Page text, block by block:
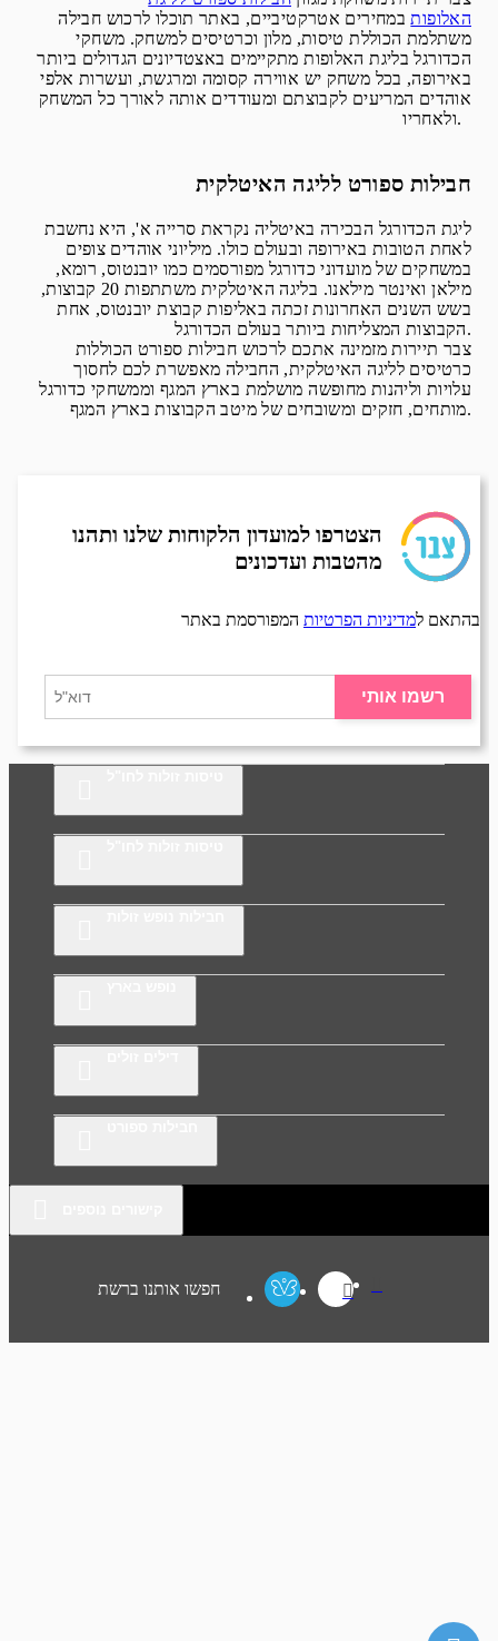
האלופותבמחירים אטרקטיביים, באתר תוכלו לרכוש חבילה
משתלמת הכוללת טיסות, מלון וכרטיסים למשחק. משחקי
הכדורגל בליגת האלופות מתקיימים באצטדיונים הגדולים ביותר
באירופה, בכל משחק יש אווירה קסומה ומרגשת, ועשרות אלפי
אוהדים המריעים לקבוצתם ומעודדים אותה לאורך כל המשחק
ולאחריו.
חבילות ספורט לליגה האיטלקית
ליגת הכדורגל הבכירה באיטליה נקראת סרייה א', היא נחשבת
לאחת הטובות באירופה ובעולם כולו. מיליוני אוהדים צופים
במשחקים של מועדוני כדורגל מפורסמים כמו יובנטוס, רומא,
מילאן ואינטר מילאנו. בליגה האיטלקית משתתפות 20 קבוצות,
בשש השנים האחרונות זכתה באליפות קבוצת יובנטוס, אחת
הקבוצות המצליחות ביותר בעולם הכדורגל.
צבר תיירות מזמינה אתכם לרכוש חבילות ספורט הכוללות
כרטיסים לליגה האיטלקית, החבילה מאפשרת לכם לחסוך
עלויות וליהנות מחופשה מושלמת בארץ המגף וממשחקי כדורגל
מותחים, חזקים ומשובחים של מיטב הקבוצות בארץ המגף.
הצטרפו למועדון הלקוחות שלנו ותהנו
מהטבות ועדכונים
בהתאם למדיניות הפרטיות המפורסמת באתר
רשמו אותי
חפשו אותנו ברשת